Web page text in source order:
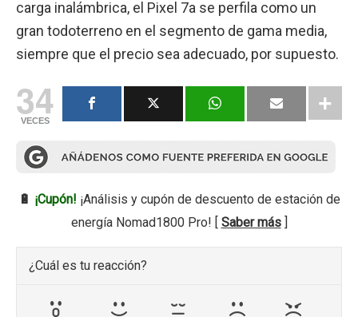
carga inalámbrica, el Pixel 7a se perfila como un
gran todoterreno en el segmento de gama media,
siempre que el precio sea adecuado, por supuesto.
34
VECES
🔋 ¡Cupón! ¡Análisis y cupón de descuento de estación de
energía Nomad1800 Pro! [ Saber más]
¿Cuál es tu reacción?